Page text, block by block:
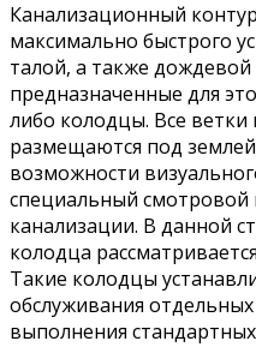
Канализационный
максимально быстрого
талой, а также
предназначенные для
либо колодцы. Все
размещаются под
возможности
специальный смотровой
канализации. В данной
колодца
Такие колодцы
обслуживания
выполнения